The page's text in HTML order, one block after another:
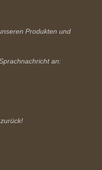
Produkten und
an: